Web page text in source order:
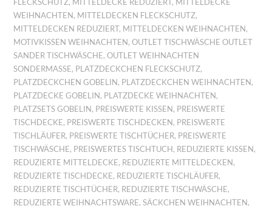
FLECKSCHUTZ, MITTELDECKE REDUZIERT, MITTELDECKE
WEIHNACHTEN, MITTELDECKEN FLECKSCHUTZ,
MITTELDECKEN REDUZIERT, MITTELDECKEN WEIHNACHTEN,
MOTIVKISSEN WEIHNACHTEN,OUTLET TISCHWÄSCHE OUTLET
SANDER TISCHWÄSCHE,OUTLET WEIHNACHTEN
SONDERMASSE , PLATZDECKCHEN FLECKSCHUTZ,
PLATZDECKCHEN GOBELIN, PLATZDECKCHEN WEIHNACHTEN,
PLATZDECKE GOBELIN, PLATZDECKE WEIHNACHTEN,
PLATZSETS GOBELIN, PREISWERTE KISSEN, PREISWERTE
TISCHDECKE, PREISWERTE TISCHDECKEN, PREISWERTE
TISCHLÄUFER, PREISWERTE TISCHTÜCHER, PREISWERTE
TISCHWÄSCHE, PREISWERTES TISCHTUCH, REDUZIERTE KISSEN,
REDUZIERTE MITTELDECKE, REDUZIERTE MITTELDECKEN,
REDUZIERTE TISCHDECKE, REDUZIERTE TISCHLÄUFER,
REDUZIERTE TISCHTÜCHER, REDUZIERTE TISCHWÄSCHE,
REDUZIERTE WEIHNACHTSWARE,SÄCKCHEN WEIHNACHTEN,